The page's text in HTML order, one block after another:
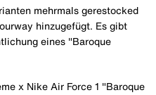
mehrmals gerestocked
hinzugefügt. Es gibt
eines "Baroque
x Nike Air Force 1 "Baroque